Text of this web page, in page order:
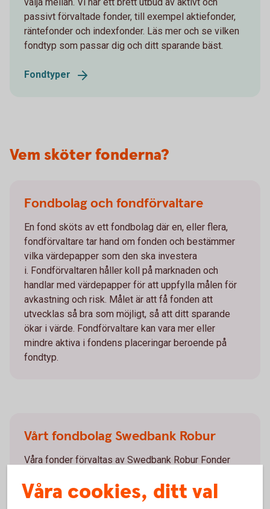
passivt förvaltade fonder, till exempel aktiefonder,
räntefonder och indexfonder. Läs mer och se vilken
fondtyp som passar dig och ditt sparande bäst.
Fondtyper
Vem sköter fonderna?
Fondbolag och fondförvaltare
En fond sköts av ett fondbolag där en, eller flera,
fondförvaltare tar hand om fonden och bestämmer
vilka värdepapper som den ska investera
i. Fondförvaltaren håller koll på marknaden och
handlar med värdepapper för att uppfylla målen för
avkastning och risk. Målet är att få fonden att
utvecklas så bra som möjligt, så att ditt sparande
ökar i värde. Fondförvaltare kan vara mer eller
mindre aktiva i fondens placeringar beroende på
fondtyp.
Vårt fondbolag Swedbank Robur
Våra fonder förvaltas av Swedbank Robur Fonder
även fonder från andra fondförvaltare.
Våra cookies, ditt val